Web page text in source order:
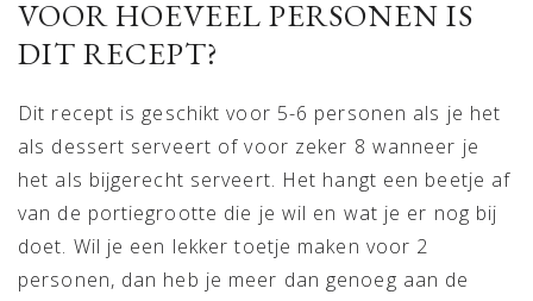
VOOR HOEVEEL PERSONEN IS
DIT RECEPT?
Dit recept is geschikt voor 5-6 personen als je het
als dessert serveert of voor zeker 8 wanneer je
het als bijgerecht serveert. Het hangt een beetje af
van de portiegrootte die je wil en wat je er nog bij
doet. Wil je een lekker toetje maken voor 2
personen, dan heb je meer dan genoeg aan de